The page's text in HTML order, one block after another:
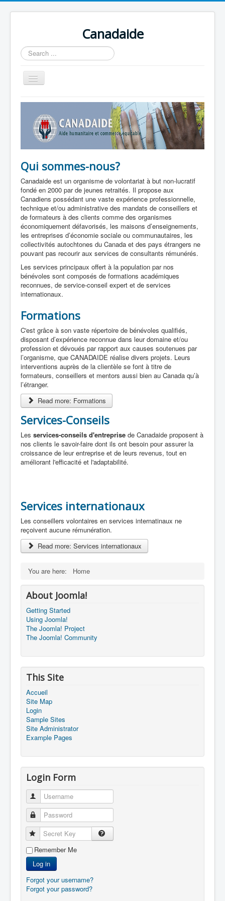
Canadaide
Recherche
Toggle
Navigation
Accueil
Nouvelles
Formations en cour
Contacts
Qui sommes-nous?
Canadaide est un organisme de volontariat à but non-lucratif
fondé en 2000 par de jeunes retraités. Il propose aux
Canadiens possédant une vaste expérience professionnelle,
technique et/ou administrative des mandats de conseillers et
de formateurs à des clients comme des organismes
économiquement défavorisés, les maisons d’enseignements,
les entreprises d’économie sociale ou communautaires, les
collectivités autochtones du Canada et des pays étrangers ne
pouvant pas recourir aux services de consultants rémunérés.
Les services principaux offert à la population par nos
bénévoles sont composés de formations académiques
reconnues, de service-conseil expert et de services
internationaux.
Formations
C'est grâce à son vaste répertoire de bénévoles qualifiés,
disposant d’expérience reconnue dans leur domaine et/ou
profession et dévoués par rapport aux causes soutenues par
l’organisme, que CANADAIDE réalise divers projets. Leurs
interventions auprès de la clientèle se font à titre de
formateurs, conseillers et mentors aussi bien au Canada qu’à
l’étranger.
Read more: Formations
Services-Conseils
Les services-conseils d'entreprise de Canadaide proposent à
nos clients le savoir-faire dont ils ont besoin pour assurer la
croissance de leur entreprise et de leurs revenus, tout en
améliorant l'efficacité et l'adaptabilité.
Services internationaux
Les conseillers volontaires en services internatinaux ne
reçoivent aucune rémunération.
Read more: Services internationaux
You are here: Home
About Joomla!
Getting Started
Using Joomla!
The Joomla! Project
The Joomla! Community
This Site
Accueil
Site Map
Login
Sample Sites
Site Administrator
Example Pages
Login Form
Username
Password
Secret Key
Remember Me
Log in
Forgot your username?
Forgot your password?